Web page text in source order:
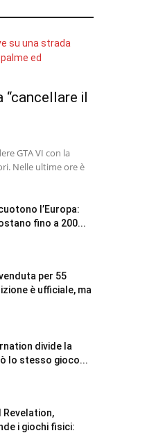
il
GTA VI con la
Nelle ultime ore è
l’Europa:
fino a 200...
per 55
è ufficiale, ma
divide la
lo stesso gioco...
Revelation,
i giochi fisici: